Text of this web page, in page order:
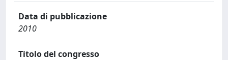
Data di pubblicazione
2010
Titolo del congresso